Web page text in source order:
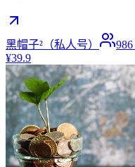
黑帽子²（私人号） 986
¥39.9